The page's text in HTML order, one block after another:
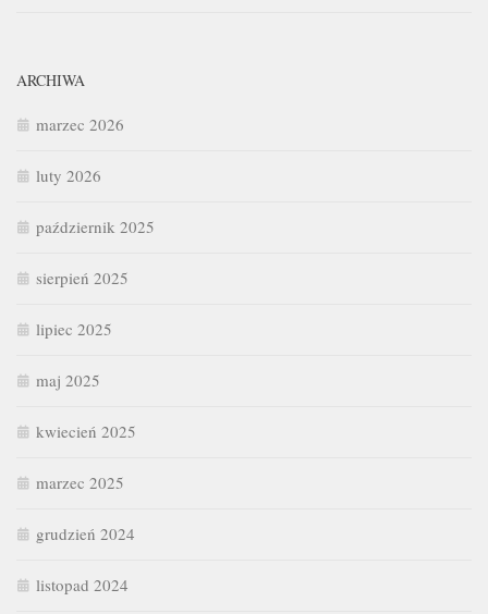
ARCHIWA
marzec 2026
luty 2026
październik 2025
sierpień 2025
lipiec 2025
maj 2025
kwiecień 2025
marzec 2025
grudzień 2024
listopad 2024